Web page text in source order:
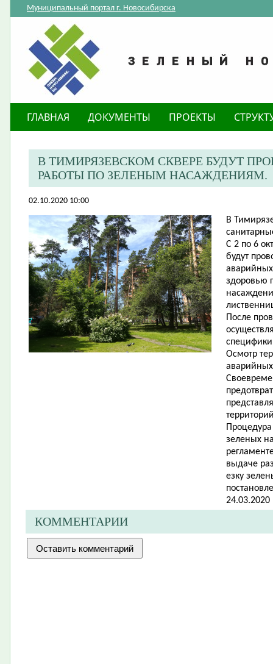
Муниципальный портал г. Новосибирска
ГЛАВНАЯ ДОКУМЕНТЫ ПРОЕКТЫ
​В ТИМИРЯЗЕВСКОМ СКВЕРЕ БУДУТ
РАБОТЫ ПО ЗЕЛЕНЫМ НАСАЖДЕНИЯМ.
02.10.2020 10:00
В
С 2 по 6
будут
здоровью
После
Осмотр
зеленых
выдаче
езку
КОММЕНТАРИИ